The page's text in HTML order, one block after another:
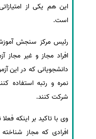
این هم یکی از
است.
رئیس مرکز سنجش
افراد مجاز و غیر
دانشجویانی که در این
نمره و رتبه استفاده
شرکت کنند.
وی با تاکید بر اینکه
افرادی که مجاز